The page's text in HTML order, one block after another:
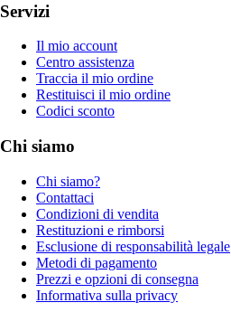
Servizi
Il mio account
Centro assistenza
Traccia il mio ordine
Restituisci il mio ordine
Codici sconto
Chi siamo
Chi siamo?
Contattaci
Condizioni di vendita
Restituzioni e rimborsi
Esclusione di responsabilità legale
Metodi di pagamento
Prezzi e opzioni di consegna
Informativa sulla privacy